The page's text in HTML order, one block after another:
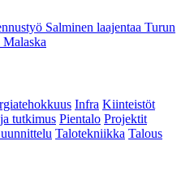
Salminen laajentaa Turun
Infra Kiinteistöt
tutkimus Pientalo Projektit
Talotekniikka Talous